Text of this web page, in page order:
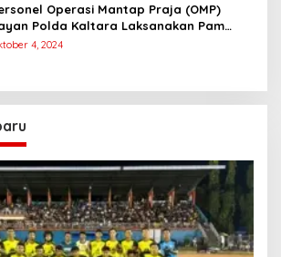
Operasi Mantap Praja (OMP)
Polda Kaltara Laksanakan Pam
Paslon Gubernur dan Wakil
4, 2024